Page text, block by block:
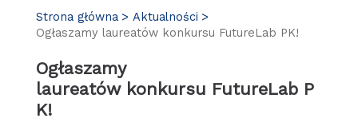
Strona główna
Aktualności
Ogłaszamy laureatów konkursu FutureLab PK!
Ogłaszamy
laureatów konkursu FutureLab P
K!